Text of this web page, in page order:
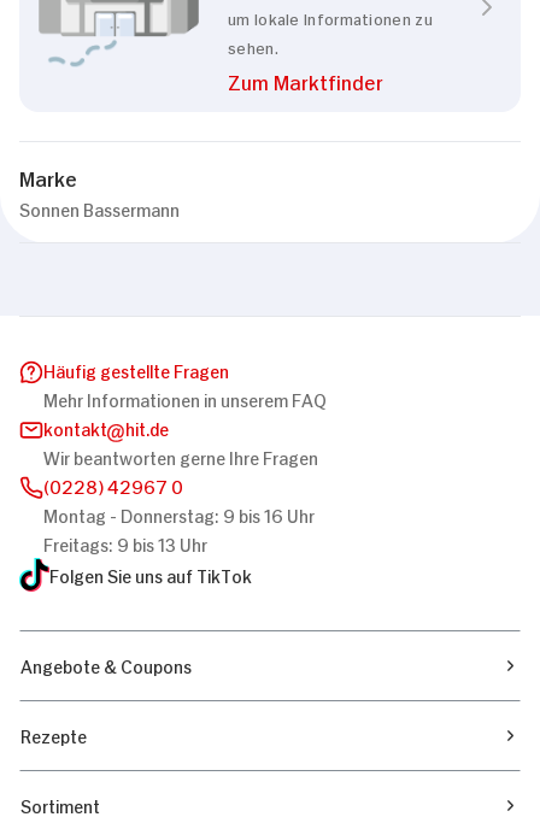
um lokale Informationen zu
sehen.
Zum Marktfinder
Marke
Sonnen Bassermann
Häufig gestellte Fragen
Mehr Informationen in unserem FAQ
kontakt
hit.de
Wir beantworten gerne Ihre Fragen
(0228) 42967 0
Montag - Donnerstag: 9 bis 16 Uhr
Freitags: 9 bis 13 Uhr
Folgen Sie uns auf TikTok
Angebote & Coupons
Rezepte
Sortiment